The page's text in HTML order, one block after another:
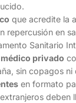
que acredite la
repercusión en
Sanitario
privado
sin copagos ni
en formato
deben